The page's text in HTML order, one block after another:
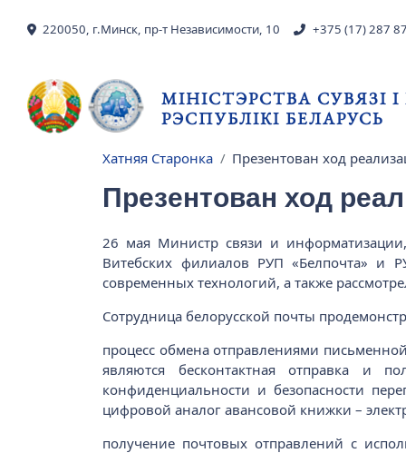
220050, г.Минск, пр-т Независимости, 10 +375 (17) 287
МІНІСТЭРСТВА СУВЯЗІ
РЭСПУБЛІКІ БЕЛАРУСЬ
Breadcrumb
Хатняя Старонка Презентован ход
Презентован ход
26 мая Министр связи и
Витебских филиалов РУП «Белпочта» и
современных технологий, а также
Сотрудница белорусской почты
процесс обмена отправлениями
являются бесконтактная отправка и
конфиденциальности и безопасности
цифровой аналог авансовой книжки –
получение почтовых отправлений с